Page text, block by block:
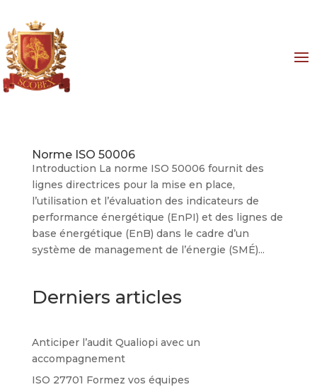
Norme ISO 50006
Introduction La norme ISO 50006 fournit des
lignes directrices pour la mise en place,
l’utilisation et l’évaluation des indicateurs de
performance énergétique (EnPI) et des lignes de
base énergétique (EnB) dans le cadre d’un
système de management de l’énergie (SMÉ)...
Derniers articles
Anticiper l’audit Qualiopi avec un
accompagnement
ISO 27701 Formez vos équipes